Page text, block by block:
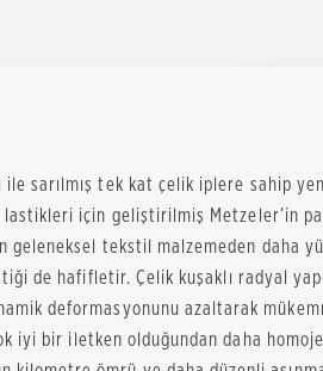
lastikleri için geliştirilmiş Metzeler’in
geleneksel tekstil malzemeden daha
de hafifletir. Çelik kuşaklı radyal
deformasyonunu azaltarak
iyi bir iletken olduğundan daha homojen
kilometre ömrü ve daha düzenli